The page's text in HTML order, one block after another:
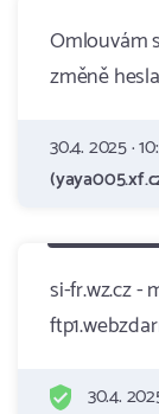
Omlouvám
změně
30.4. 2025 ·
si-fr.wz.cz -
30.4.